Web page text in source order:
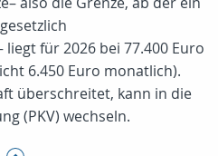
für 2026 bei 77.400 Euro
6.450 Euro monatlich).
überschreitet, kann in die
(PKV) wechseln.